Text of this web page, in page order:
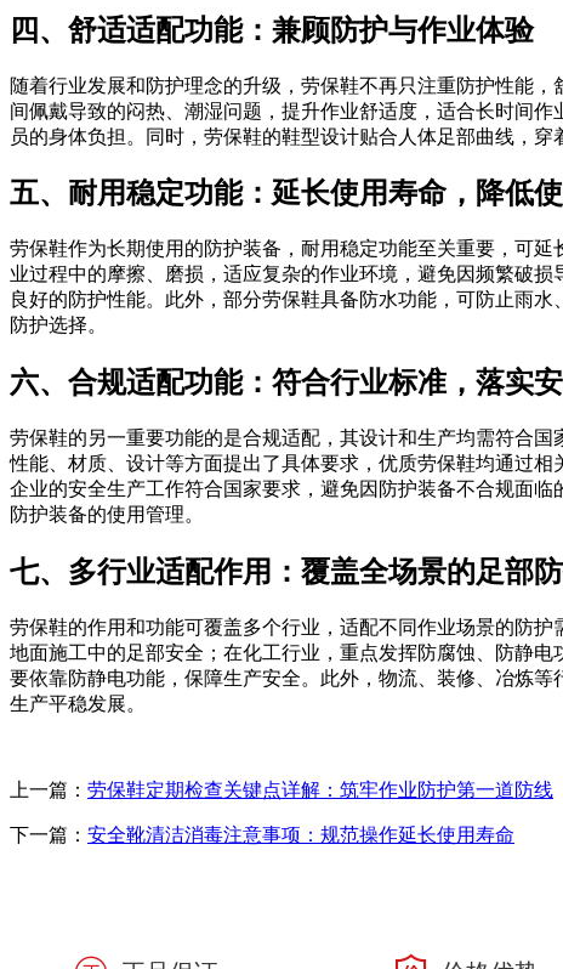
四、舒适适配功能：兼顾防护与作业体验
随着行业发展和防护理念的升级，劳保鞋不再只注重防护性能
间佩戴导致的闷热、潮湿问题，提升作业舒适度，适合长时间
员的身体负担。同时，劳保鞋的鞋型设计贴合人体足部曲线，
五、耐用稳定功能：延长使用寿命，降低
劳保鞋作为长期使用的防护装备，耐用稳定功能至关重要，可
业过程中的摩擦、磨损，适应复杂的作业环境，避免因频繁破
良好的防护性能。此外，部分劳保鞋具备防水功能，可防止雨
防护选择。
六、合规适配功能：符合行业标准，落实
劳保鞋的另一重要功能的是合规适配，其设计和生产均需符合
性能、材质、设计等方面提出了具体要求，优质劳保鞋均通过
企业的安全生产工作符合国家要求，避免因防护装备不合规面
防护装备的使用管理。
七、多行业适配作用：覆盖全场景的足部
劳保鞋的作用和功能可覆盖多个行业，适配不同作业场景的防
地面施工中的足部安全；在化工行业，重点发挥防腐蚀、防静
要依靠防静电功能，保障生产安全。此外，物流、装修、冶炼
生产平稳发展。
上一篇： 劳保鞋定期检查关键点详解：筑牢作业防护第一道防线
下一篇： 安全靴清洁消毒注意事项：规范操作延长使用寿命